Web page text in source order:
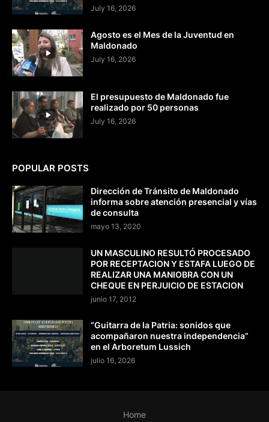
July 16, 2026
Agosto es el Mes de la Juventud en
Maldonado
July 16, 2026
El presupuesto de Maldonado fue
realizado por 50 personas
July 16, 2026
POPULAR POSTS
Dirección de Tránsito de Maldonado
informa sobre atención presencial y vías
de consulta
mayo 13, 2020
UN MASCULINO RESULTÓ PROCESADO
POR RECEPTACION Y ESTAFA LUEGO DE
REALIZAR UNA MANIOBRA CON UN
CHEQUE EN PERJUICIO DE ESTACION
junio 17, 2012
“Guitarra de la Patria: sonidos que
acompañaron nuestra independencia”
en el Arboretum Lussich
julio 16, 2026
Home